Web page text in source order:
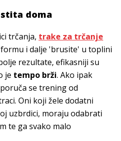
doma
trčanja, trake za trčanje
i dalje 'brusite' u toplini
rezultate, efikasniji su
je tempo brži. Ako ipak
se trening od
Oni koji žele dodatni
uzbrdici, moraju odabrati
te ga svako malo